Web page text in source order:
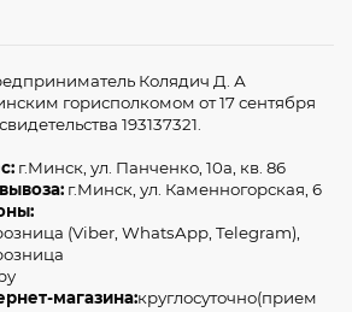
Колядич Д. А
горисполкомом от 17 сентября
193137321.
г.Минск, ул. Панченко, 10а, кв. 86
г.Минск, ул. Каменногорская, 6
(Viber, WhatsApp, Telegram),
магазина:круглосуточно(прием